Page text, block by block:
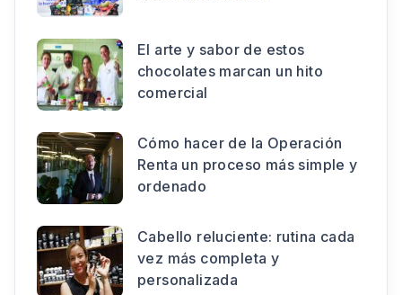
El arte y sabor de estos
chocolates marcan un hito
comercial
Cómo hacer de la Operación
Renta un proceso más simple y
ordenado
Cabello reluciente: rutina cada
vez más completa y
personalizada